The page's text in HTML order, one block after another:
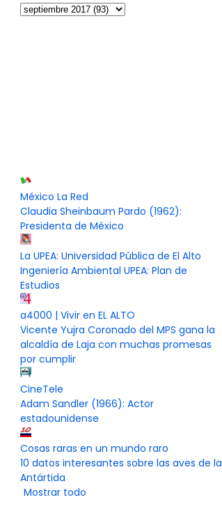
México La Red
Claudia Sheinbaum Pardo (1962):
Presidenta de México
La UPEA: Universidad Pública de El Alto
Ingeniería Ambiental UPEA: Plan de
Estudios
a4000 | Vivir en EL ALTO
Vicente Yujra Coronado del MPS gana la
alcaldía de Laja con muchas promesas
por cumplir
CineTele
Adam Sandler (1966): Actor
estadounidense
Cosas raras en un mundo raro
10 datos interesantes sobre las aves de la
Antártida
Mostrar todo